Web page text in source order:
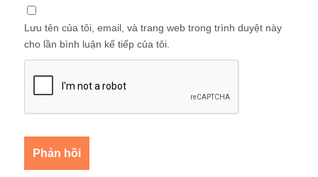
Lưu tên của tôi, email, và trang web trong trình duyệt này
cho lần bình luận kế tiếp của tôi.